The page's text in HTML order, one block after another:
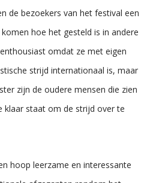
de bezoekers van het festival een
hoe het gesteld is in andere
omdat ze met eigen
strijd internationaal is, maar
zijn de oudere mensen die zien
klaar staat om de strijd over te
hoop leerzame en interessante